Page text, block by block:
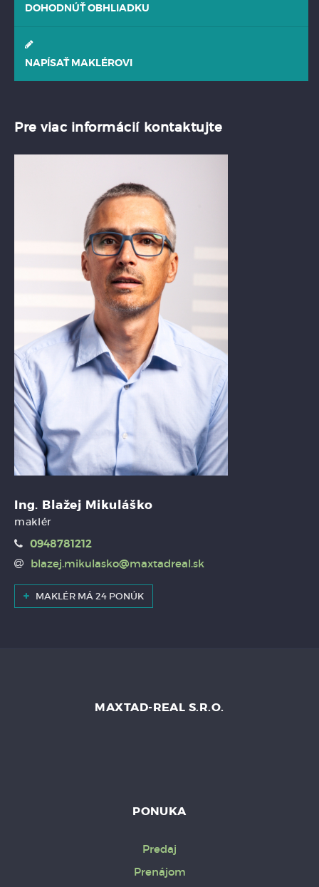
DOHODNÚŤ OBHLIADKU
NAPÍSAŤ MAKLÉROVI
Pre viac informácií kontaktujte
Ing. Blažej Mikuláško
maklér
0948781212
blazej.mikulasko@maxtadreal.sk
MAKLÉR MÁ 24 PONÚK
MAXTAD-REAL S.R.O.
PONUKA
Predaj
Prenájom